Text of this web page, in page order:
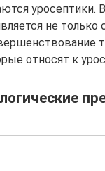
не
относят к